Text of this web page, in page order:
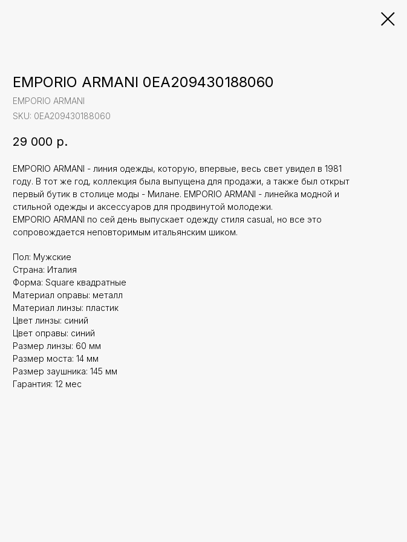
EMPORIO ARMANI 0EA209430188060
EMPORIO ARMANI
SKU: 0EA209430188060
29 000 р.
EMPORIO ARMANI - линия одежды, которую, впервые, весь свет увидел в 1981
году. В тот же год, коллекция была выпущена для продажи, а также был открыт
первый бутик в столице моды - Милане. EMPORIO ARMANI - линейка модной и
стильной одежды и аксессуаров для продвинутой молодежи.
EMPORIO ARMANI по сей день выпускает одежду стиля casual, но все это
сопровождается неповторимым итальянским шиком.
Пол: Мужские
Страна: Италия
Форма: Square квадратные
Материал оправы: металл
Материал линзы: пластик
Цвет линзы: синий
Цвет оправы: синий
Размер линзы: 60 мм
Размер моста: 14 мм
Размер заушника: 145 мм
Гарантия: 12 мес